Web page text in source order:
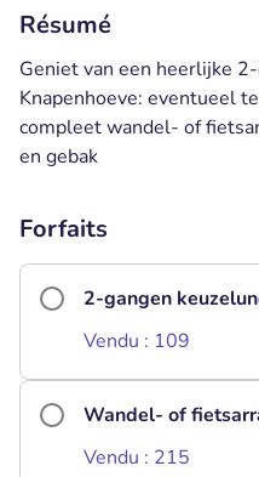
Résumé
Geniet van een heerlijke
Knapenhoeve: eventueel
compleet wandel- of
en gebak
Forfaits
2-gangen
Vendu : 109
Wandel- of
Vendu : 215